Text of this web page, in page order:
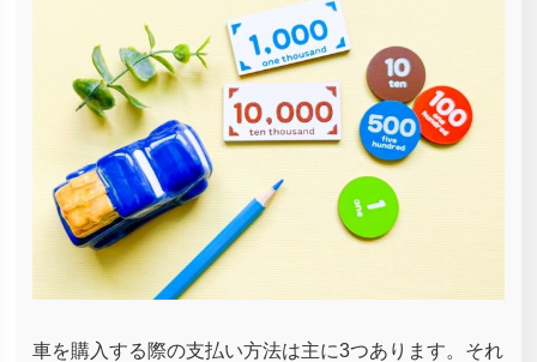
車を購入する際の支払い方法は主に3つあります。それ